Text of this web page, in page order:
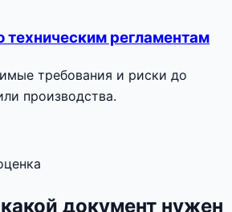
техническим регламентам
требования и риски до
производства.
документ нужен